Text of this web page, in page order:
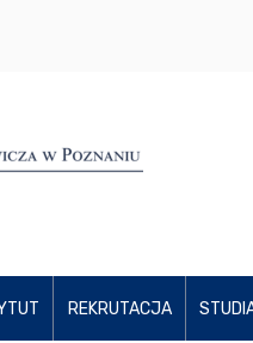
REKRUTACJA